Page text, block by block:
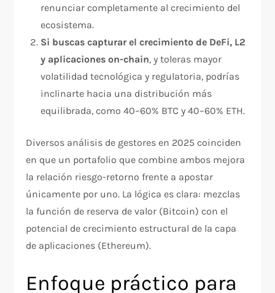
renunciar completamente al crecimiento del
ecosistema.
Si buscas capturar el crecimiento de DeFi, L2
y aplicaciones on-chain, y toleras mayor
volatilidad tecnológica y regulatoria, podrías
inclinarte hacia una distribución más
equilibrada, como 40–60% BTC y 40–60% ETH.
Diversos análisis de gestores en 2025 coinciden
en que un portafolio que combine ambos mejora
la relación riesgo-retorno frente a apostar
únicamente por uno. La lógica es clara: mezclas
la función de reserva de valor (Bitcoin) con el
potencial de crecimiento estructural de la capa
de aplicaciones (Ethereum).
Enfoque práctico para